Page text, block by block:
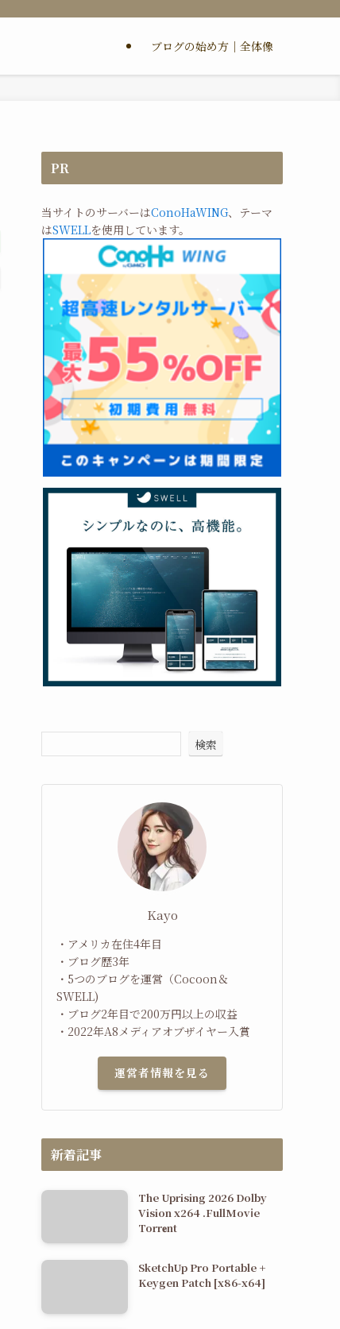
ブログの始め方｜全体像
PR
当サイトのサーバーはConoHaWING、テーマ
はSWELLを使用しています。
検索
Kayo
・アメリカ在住4年目
・ブログ歴3年
・5つのブログを運営（Cocoon＆
SWELL)
・ブログ2年目で200万円以上の収益
・2022年A8メディアオブザイヤー入賞
運営者情報を見る
新着記事
The Uprising 2026 Dolby
Vision x264 .FullMov𝗂e
Torr𝐞nt
SketchUp Pro Portable +
Keygen Patch [x86-x64]